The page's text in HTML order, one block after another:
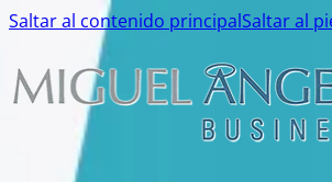
Saltar al contenido principalSaltar al